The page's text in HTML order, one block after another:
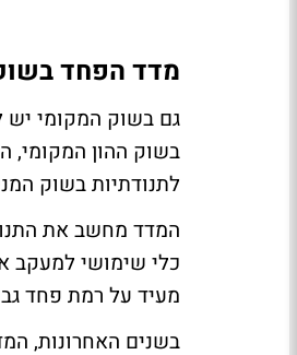
מדד הפחד
לתנודתיות בשוק
המדד מחשב את
מעיד על רמת פחד
בשנים האחרונות,